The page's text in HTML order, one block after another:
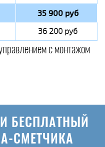
35 900 руб
36 200 руб
с монтажом
БЕСПЛАТНЫЙ
СМЕТЧИКА